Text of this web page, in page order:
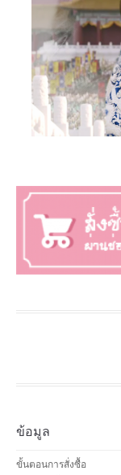
ข้อมูล
ขั้นตอนการสั่งซื้อ